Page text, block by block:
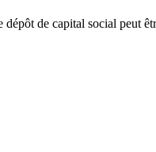
de capital social peut